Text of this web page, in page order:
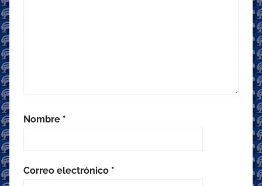
Nombre *
Correo electrónico *